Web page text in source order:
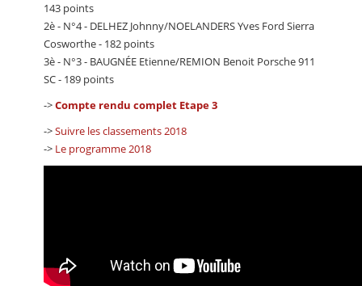
143 points
2è - N°4 - DELHEZ Johnny/NOELANDERS Yves Ford Sierra
Cosworthe - 182 points
3è - N°3 - BAUGNÉE Etienne/REMION Benoit Porsche 911
SC - 189 points
->Compte rendu complet Etape 3
->Suivre les classements 2018
-> Le programme 2018